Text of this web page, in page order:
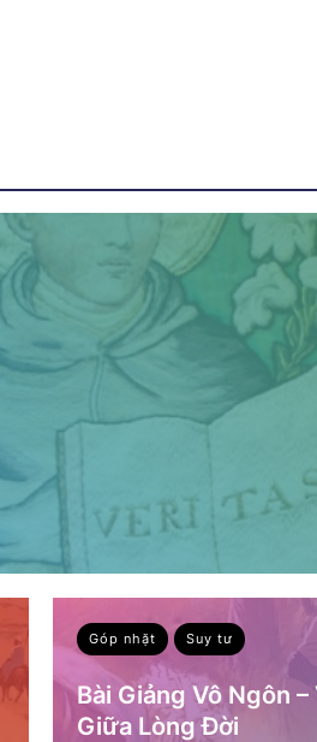
Góp nhặt Suy tư
Bài Giảng Vô Ngôn
Giữa Lòng Đời